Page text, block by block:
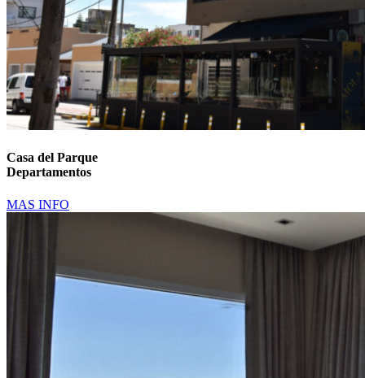
Casa del Parque
Departamentos
MAS INFO